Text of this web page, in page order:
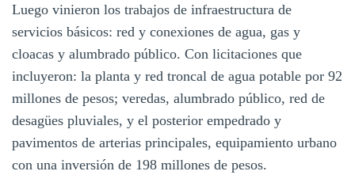
Luego vinieron los trabajos de infraestructura de
servicios básicos: red y conexiones de agua, gas y
cloacas y alumbrado público. Con licitaciones que
incluyeron: la planta y red troncal de agua potable por 92
millones de pesos; veredas, alumbrado público, red de
desagües pluviales, y el posterior empedrado y
pavimentos de arterias principales, equipamiento urbano
con una inversión de 198 millones de pesos.